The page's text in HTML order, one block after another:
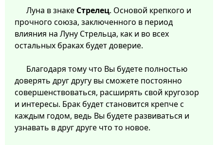
Луна в знаке Стрелец. Основой крепкого и
прочного союза, заключенного в период
влияния на Луну Стрельца, как и во всех
остальных браках будет доверие.
Благодаря тому что Вы будете полностью
доверять друг другу вы сможете постоянно
совершенствоваться, расширять свой кругозор
и интересы. Брак будет становится крепче с
каждым годом, ведь Вы будете развиваться и
узнавать в друг друге что то новое.